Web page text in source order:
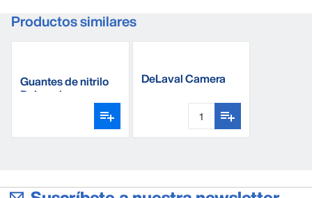
Productos similares
Guantes de nitrilo
DeLaval
DeLaval Camera